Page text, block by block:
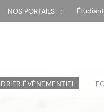
NOS PORTAILS :
ÉVÈNEMENTIEL